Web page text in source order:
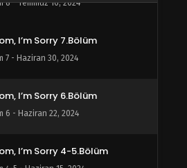
8 - Temmuz 16, 2024
I’m Sorry 7.Bölüm
7 - Haziran 30, 2024
I’m Sorry 6.Bölüm
6 - Haziran 22, 2024
I’m Sorry 4-5.Bölüm